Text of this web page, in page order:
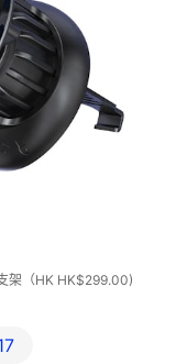
架（HK HK$299.00)